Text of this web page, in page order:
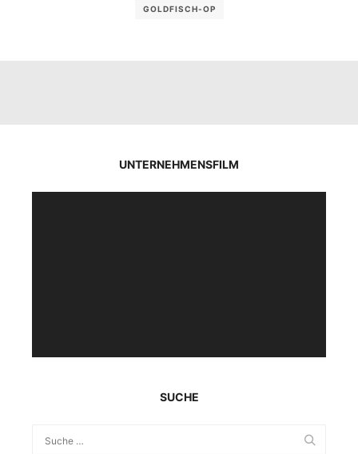
GOLDFISCH-OP
UNTERNEHMENSFILM
SUCHE